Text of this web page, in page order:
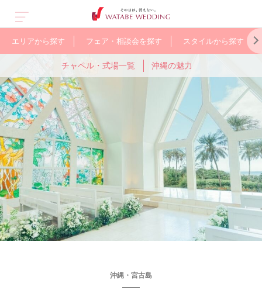
エリアから探す フェア・相談会を探す スタイルから探す
京都 軽井沢
プン&
アル
人気のガーデン
ウェディング
WEB限定の
お得なプラン
チャペル・式場一覧 沖縄の魅力
沖縄・宮古島